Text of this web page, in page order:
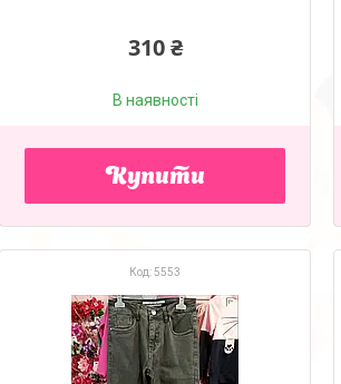
310 ₴
В наявності
Купити
5553